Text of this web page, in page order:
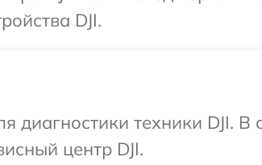
DJI.
диагностики техники DJI.
центр DJI.